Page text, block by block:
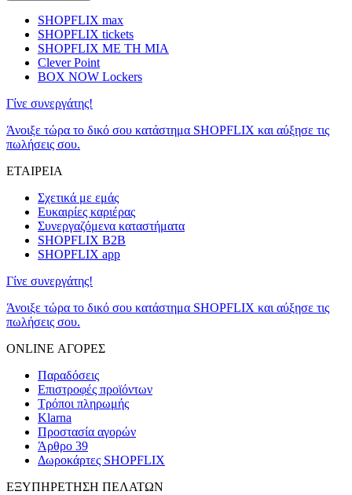
SHOPFLIX max
SHOPFLIX tickets
SHOPFLIX ΜΕ ΤΗ ΜΙΑ
Clever Point
BOX NOW Lockers
Γίνε συνεργάτης!
Άνοιξε τώρα το δικό σου κατάστημα SHOPFLIX και αύξησε τις
πωλήσεις σου.
ΕΤΑΙΡΕΙΑ
Σχετικά με εμάς
Ευκαιρίες καριέρας
Συνεργαζόμενα καταστήματα
SHOPFLIX B2B
SHOPFLIX app
Γίνε συνεργάτης!
Άνοιξε τώρα το δικό σου κατάστημα SHOPFLIX και αύξησε τις
πωλήσεις σου.
ONLINE ΑΓΟΡΕΣ
Παραδόσεις
Επιστροφές προϊόντων
Τρόποι πληρωμής
Klarna
Προστασία αγορών
Άρθρο 39
Δωροκάρτες SHOPFLIX
ΕΞΥΠΗΡΕΤΗΣΗ ΠΕΛΑΤΩΝ